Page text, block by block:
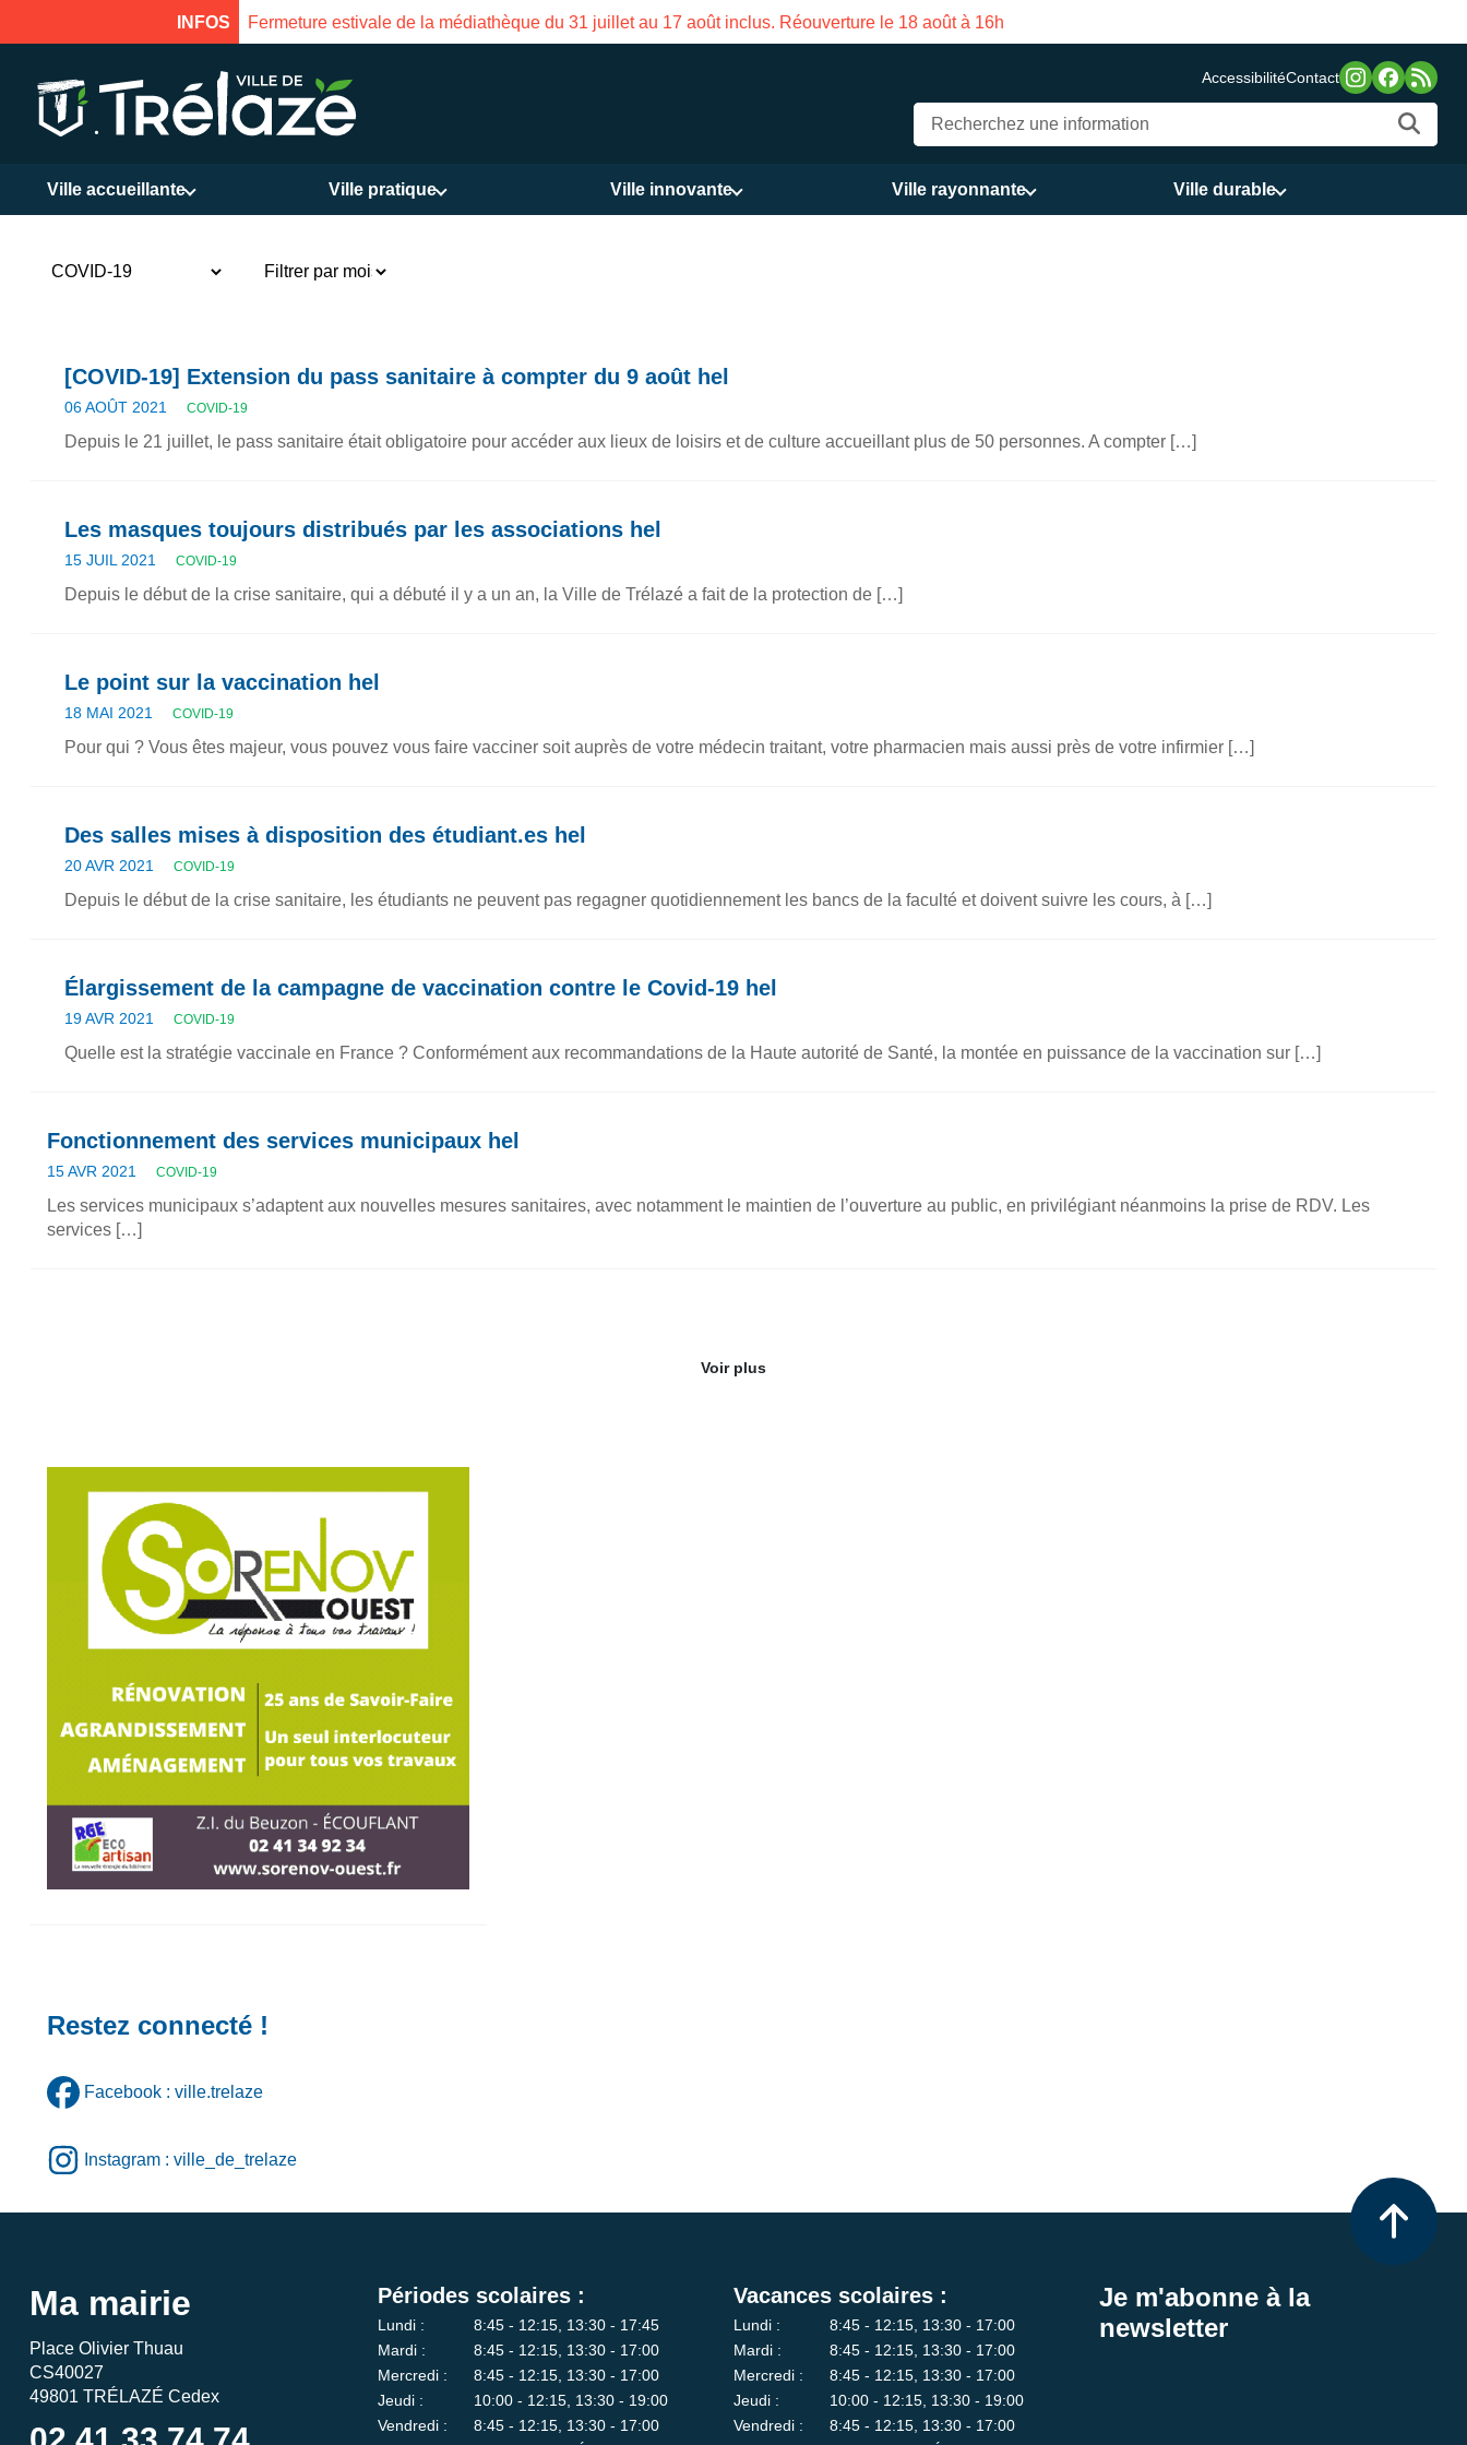
INFOS
le 18 août à 16h Fermeture estivale de la Maison des Services publics Vasco de Gama du 3 au 21 août
AccessibilitéContact
Ville accueillante Ville pratique Ville innovante Ville rayonnante Ville durable
[COVID-19] Extension du pass sanitaire à compter du 9 août hel
06 AOÛT 2021 COVID-19
Depuis le 21 juillet, le pass sanitaire était obligatoire pour accéder aux lieux de loisirs et de culture accueillant plus de 50 personnes. A compter […]
Les masques toujours distribués par les associations hel
15 JUIL 2021 COVID-19
Depuis le début de la crise sanitaire, qui a débuté il y a un an, la Ville de Trélazé a fait de la protection de […]
Le point sur la vaccination hel
18 MAI 2021 COVID-19
Pour qui ? Vous êtes majeur, vous pouvez vous faire vacciner soit auprès de votre médecin traitant, votre pharmacien mais aussi près de votre infirmier […]
Des salles mises à disposition des étudiant.es hel
20 AVR 2021 COVID-19
Depuis le début de la crise sanitaire, les étudiants ne peuvent pas regagner quotidiennement les bancs de la faculté et doivent suivre les cours, à […]
Élargissement de la campagne de vaccination contre le Covid-19 hel
19 AVR 2021 COVID-19
Quelle est la stratégie vaccinale en France ? Conformément aux recommandations de la Haute autorité de Santé, la montée en puissance de la vaccination sur […]
Fonctionnement des services municipaux hel
15 AVR 2021 COVID-19
Les services municipaux s’adaptent aux nouvelles mesures sanitaires, avec notamment le maintien de l’ouverture au public, en privilégiant néanmoins la prise de RDV. Les
services […]
Voir plus
Restez connecté !
Facebook : ville.trelaze
Instagram : ville_de_trelaze
Ma mairie
Place Olivier Thuau
CS40027
49801 TRÉLAZÉ Cedex
Périodes scolaires :
Lundi :
8:45 - 12:15, 13:30 - 17:45
Mardi :
8:45 - 12:15, 13:30 - 17:00
Mercredi :
8:45 - 12:15, 13:30 - 17:00
Jeudi :
10:00 - 12:15, 13:30 - 19:00
Vendredi :
8:45 - 12:15, 13:30 - 17:00
Vacances scolaires :
Lundi :
8:45 - 12:15, 13:30 - 17:00
Mardi :
8:45 - 12:15, 13:30 - 17:00
Mercredi :
8:45 - 12:15, 13:30 - 17:00
Jeudi :
10:00 - 12:15, 13:30 - 19:00
Vendredi :
8:45 - 12:15, 13:30 - 17:00
Je m'abonne à la
newsletter